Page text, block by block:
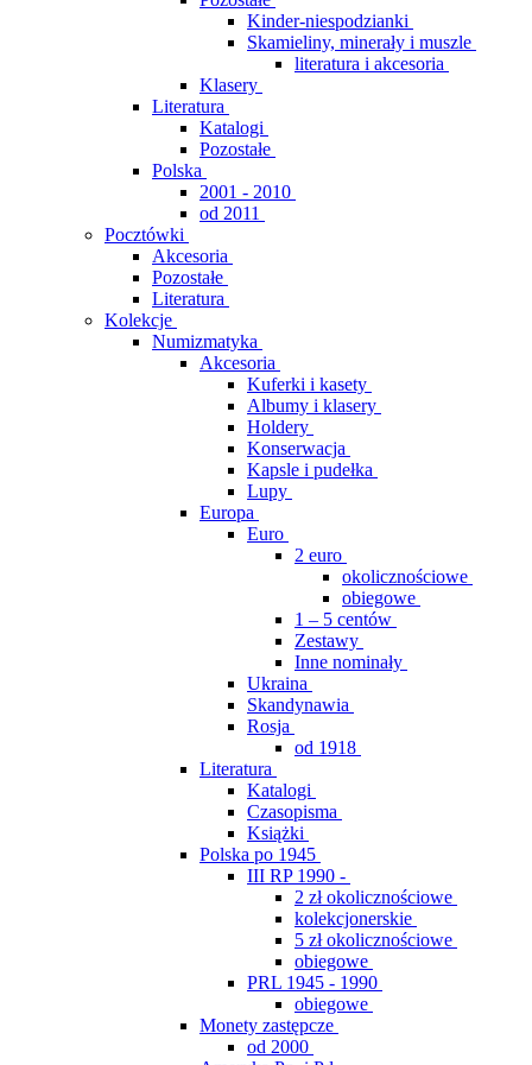
Kinder-niespodzianki
Skamieliny, minerały i muszle
literatura i akcesoria
Klasery
Literatura
Katalogi
Pozostałe
Polska
2001 - 2010
od 2011
Pocztówki
Akcesoria
Pozostałe
Literatura
Kolekcje
Numizmatyka
Akcesoria
Kuferki i kasety
Albumy i klasery
Holdery
Konserwacja
Kapsle i pudełka
Lupy
Europa
Euro
2 euro
okolicznościowe
obiegowe
1 – 5 centów
Zestawy
Inne nominały
Ukraina
Skandynawia
Rosja
od 1918
Literatura
Katalogi
Czasopisma
Książki
Polska po 1945
III RP 1990 -
2 zł okolicznościowe
kolekcjonerskie
5 zł okolicznościowe
obiegowe
PRL 1945 - 1990
obiegowe
Monety zastępcze
od 2000